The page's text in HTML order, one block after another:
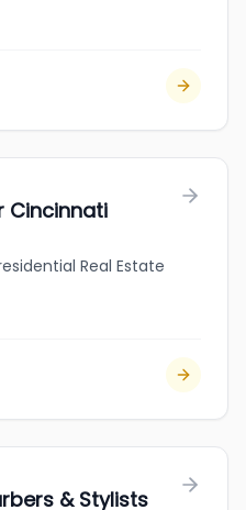
Cincinnati
Real Estate
& Stylists